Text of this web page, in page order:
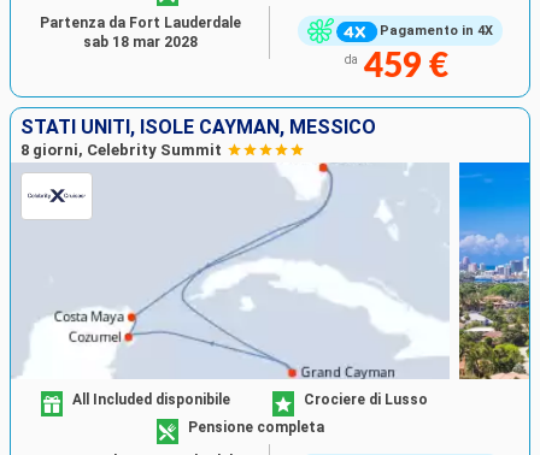
Pagamento in 4X
da 459 €
Partenza da Fort Lauderdale
sab 18 mar 2028
STATI UNITI, ISOLE CAYMAN, MESSICO
8 giorni, Celebrity Summit
All Included disponibile
Crociere di Lusso
Pensione completa